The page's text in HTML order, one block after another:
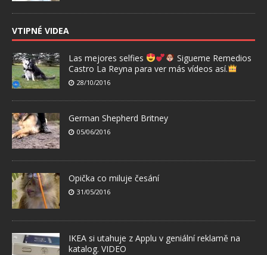
VTIPNÉ VIDEA
Las mejores selfies
Sigueme Remedios
Castro La Reyna para ver más vídeos así.
28/10/2016
German Shepherd Britney
05/06/2016
Opička co miluje česání
31/05/2016
IKEA si utahuje z Applu v geniální reklamě na
katalog. VIDEO